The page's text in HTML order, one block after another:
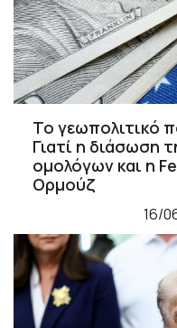
Το γεωπολιτικό
Γιατί η διάσωση
ομολόγων και η
Ορμούζ
16/